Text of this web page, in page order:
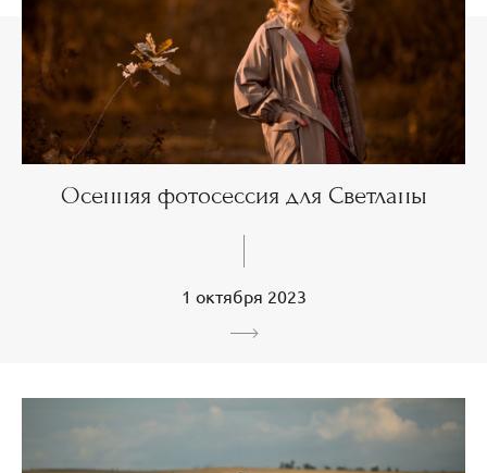
Осенняя фотосессия для Светланы
1 октября 2023